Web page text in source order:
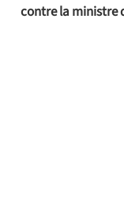
contre la ministre